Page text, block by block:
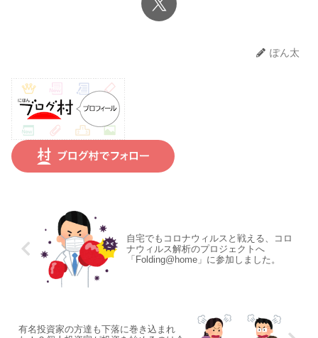
ぽん太
自宅でもコロナウィルスと戦える、コロ
ナウィルス解析のプロジェクトへ
「Folding@home」に参加しました。
有名投資家の方達も下落に巻き込まれ